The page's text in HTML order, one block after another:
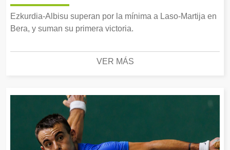
Ezkurdia-Albisu superan por la mínima a Laso-Martija en
Bera, y suman su primera victoria.
VER MÁS